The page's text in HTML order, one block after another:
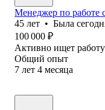
Менеджер по работе
45 лет • Была
100 000 ₽
Активно ищет работу
Общий опыт
7 лет 4 месяца